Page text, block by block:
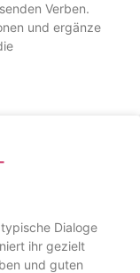
Verben.
und ergänze
Dialoge
ihr gezielt
und guten